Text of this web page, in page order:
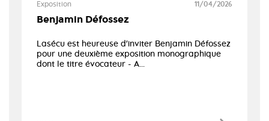
Exposition 11/04/2026
Benjamin Défossez
Lasécu est heureuse d'inviter Benjamin Défossez
pour une deuxième exposition monographique
dont le titre évocateur - A...